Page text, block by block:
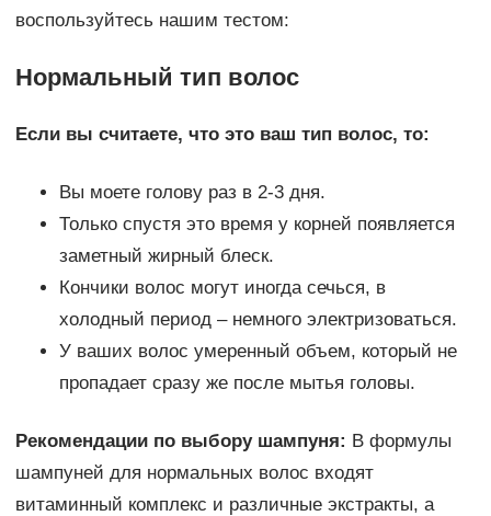
воспользуйтесь нашим тестом:
Нормальный тип волос
Если вы считаете, что это ваш тип волос, то:
Вы моете голову раз в 2-3 дня.
Только спустя это время у корней появляется
заметный жирный блеск.
Кончики волос могут иногда сечься, в
холодный период – немного электризоваться.
У ваших волос умеренный объем, который не
пропадает сразу же после мытья головы.
Рекомендации по выбору шампуня: В формулы
шампуней для нормальных волос входят
витаминный комплекс и различные экстракты, а